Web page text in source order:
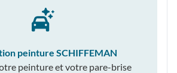
peinture SCHIFFEMAN
peinture et votre pare-brise